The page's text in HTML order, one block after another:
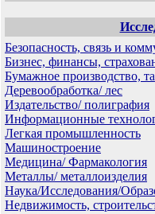
Безопасность, связь и
Бизнес, финансы,
Бумажное производство,
Деревообработка/ лес
Издательство/ полиграфия
Информационные
Легкая промышленность
Машиностроение
Медицина/ Фармакология
Металлы/ металлоизделия
Наука/Исследования/
Недвижимость,